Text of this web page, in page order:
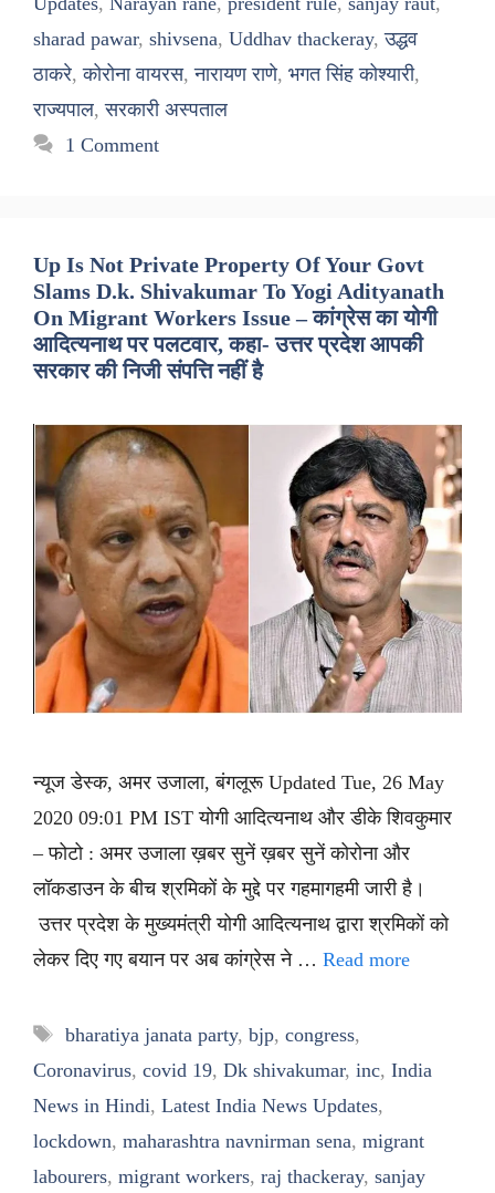
sharad pawar, shivsena, Uddhav thackeray,उद्धव
ठाकरे,कोरोना वायरस,नारायण राणे, भगत सिंह कोश्यारी,
राज्यपाल,सरकारी अस्पताल
1 Comment
Up Is Not Private Property Of Your Govt
Slams D.k. Shivakumar To Yogi Adityanath
On Migrant Workers Issue – कांग्रेस का योगी
आदित्यनाथ पर पलटवार, कहा- उत्तर प्रदेश आपकी
सरकार की निजी संपत्ति नहीं है
न्यूज डेस्क, अमर उजाला, बंगलूरू Updated Tue, 26 May
2020 09:01 PM IST योगी आदित्यनाथ और डीके शिवकुमार
– फोटो : अमर उजाला ख़बर सुनें ख़बर सुनें कोरोना और
लॉकडाउन के बीच श्रमिकों के मुद्दे पर गहमागहमी जारी है।
उत्तर प्रदेश के मुख्यमंत्री योगी आदित्यनाथ द्वारा श्रमिकों को
लेकर दिए गए बयान पर अब कांग्रेस ने … Read more
Tags
bharatiya janata party, bjp, congress,
Coronavirus, covid 19, Dk shivakumar, inc, India
News in Hindi, Latest India News Updates,
lockdown, maharashtra navnirman sena, migrant
labourers, migrant workers, raj thackeray, sanjay